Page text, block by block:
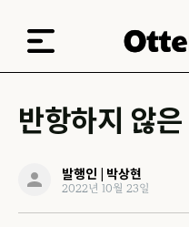
반항하지 않
발행인 | 박상현
2022년 10월 23일